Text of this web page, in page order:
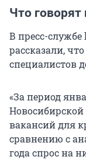
Что
В пресс-службе
рассказали,
специалистов
«За период
вакансий для
сравнению с
года спрос на